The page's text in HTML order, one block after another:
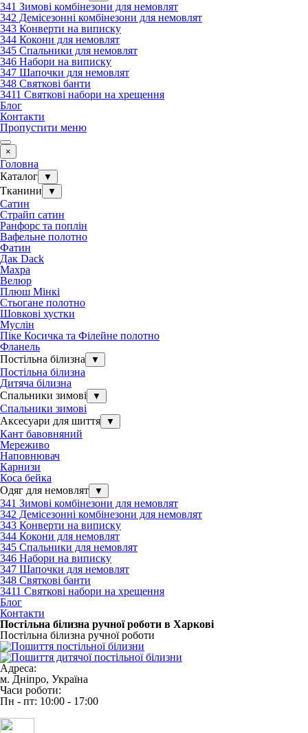
341 Зимові комбінезони для немовлят
342 Демісезонні комбінезони для немовлят
343 Конверти на виписку
344 Кокони для немовлят
345 Спальники для немовлят
346 Набори на виписку
347 Шапочки для немовлят
348 Святкові банти
3411 Святкові набори на хрещення
Блог
Контакти
Пропустити меню
×
Головна
Каталог
▼
Тканини ▼
Сатин
Страйп сатин
Ранфорс та поплін
Вафельне полотно
Фатин
Дак Dack
Махра
Велюр
Плюш Мінкі
Стьогане полотно
Шовкові хустки
Муслін
Піке Косичка та Філейне полотно
Фланель
Постільна білизна
▼
Постільна білизна
Дитяча білизна
Спальники зимові
▼
Спальники зимові
Аксесуари для шиття
▼
Кант бавовняний
Мереживо
Наповнювач
Карнизи
Коса бейка
Одяг для немовлят
▼
341 Зимові комбінезони для немовлят
342 Демісезонні комбінезони для немовлят
343 Конверти на виписку
344 Кокони для немовлят
345 Спальники для немовлят
346 Набори на виписку
347 Шапочки для немовлят
348 Святкові банти
3411 Святкові набори на хрещення
Блог
Контакти
Постільна білизна ручної роботи в Харкові
Постільна білизна ручної роботи
Адреса:
м. Дніпро, Україна
Часи роботи:
Пн - пт: 10:00 - 17:00